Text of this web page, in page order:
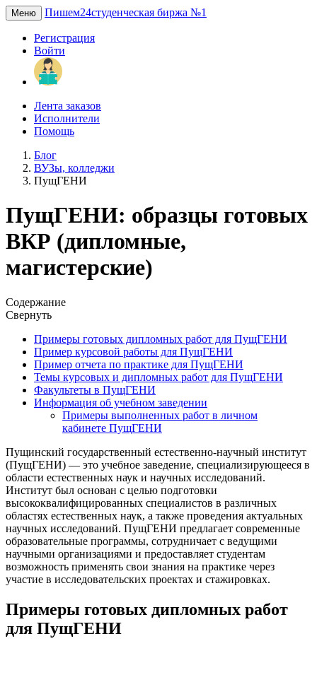
Меню Пишем24студенческая биржа №1
Регистрация
Войти
Лента заказов
Исполнители
Помощь
Блог
ВУЗы, колледжи
ПущГЕНИ
ПущГЕНИ: образцы готовых
ВКР (дипломные,
магистерские)
Содержание
Свернуть
Примеры готовых дипломных работ для ПущГЕНИ
Пример курсовой работы для ПущГЕНИ
Пример отчета по практике для ПущГЕНИ
Темы курсовых и дипломных работ для ПущГЕНИ
Факультеты в ПущГЕНИ
Информация об учебном заведении
Примеры выполненных работ в личном
кабинете ПущГЕНИ
Пущинский государственный естественно-научный институт
(ПущГЕНИ) — это учебное заведение, специализирующееся в
области естественных наук и научных исследований.
Институт был основан с целью подготовки
высококвалифицированных специалистов в различных
областях естественных наук, а также проведения актуальных
научных исследований. ПущГЕНИ предлагает современные
образовательные программы, сотрудничает с ведущими
научными организациями и предоставляет студентам
возможность применять свои знания на практике через
участие в исследовательских проектах и стажировках.
Примеры готовых дипломных работ
для ПущГЕНИ